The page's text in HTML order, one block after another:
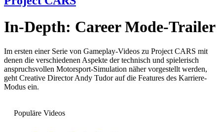
In-Depth: Career Mode-Trailer
Im ersten einer Serie von Gameplay-Videos zu Project CARS mit
denen die verschiedenen Aspekte der technisch und spielerisch
anspruchsvollen Motorsport-Simulation näher vorgestellt werden,
geht Creative Director Andy Tudor auf die Features des Karriere-
Modus ein.
Populäre Videos